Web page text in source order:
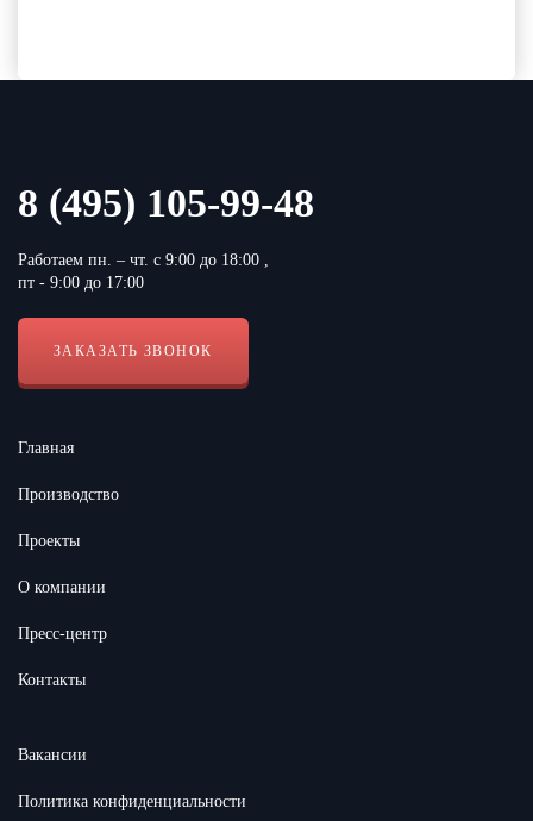
8 (495) 105-99-48
Работаем пн. – чт. с 9:00 до 18:00 ,
пт - 9:00 до 17:00
ЗАКАЗАТЬ ЗВОНОК
Главная
Производство
Проекты
О компании
Пресс-центр
Контакты
Вакансии
Политика конфиденциальности